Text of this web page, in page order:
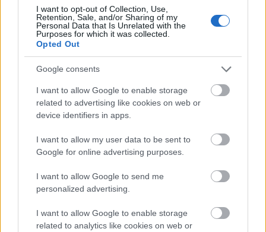
I want to opt-out of Collection, Use,
Retention, Sale, and/or Sharing of my
Personal Data that Is Unrelated with the
Purposes for which it was collected.
Opted Out
Google consents
I want to allow Google to enable storage
related to advertising like cookies on web or
device identifiers in apps.
I want to allow my user data to be sent to
Google for online advertising purposes.
I want to allow Google to send me
personalized advertising.
I want to allow Google to enable storage
related to analytics like cookies on web or
Botrány botrány hátán: a Fidesz
akkumulátora kezd lemerülni
Magyar Ügyvéd 2026. február 13.